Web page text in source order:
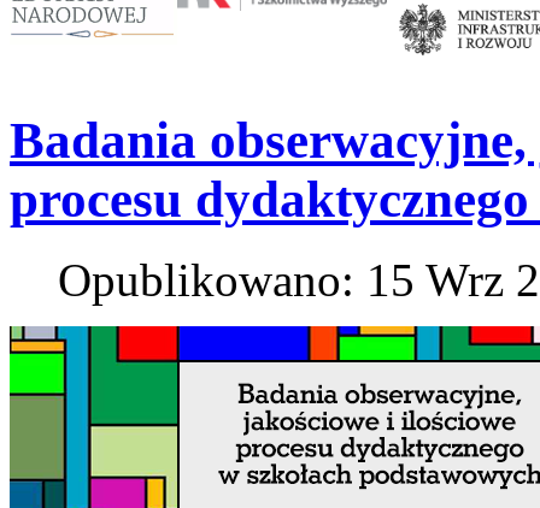
Badania
procesu
Opublikowano: 15 Wrz